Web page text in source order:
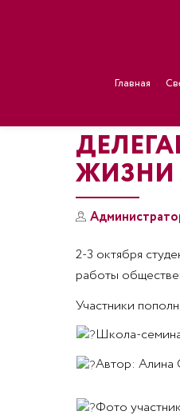
Главная
ЖИЗНИ
2-3 октября
работы
Участники
Школа-
Автор: Алина
Фото